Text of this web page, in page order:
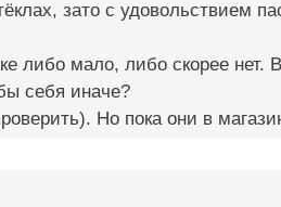
зато с удовольствием
либо мало, либо скорее нет.
себя иначе?
Но пока они в